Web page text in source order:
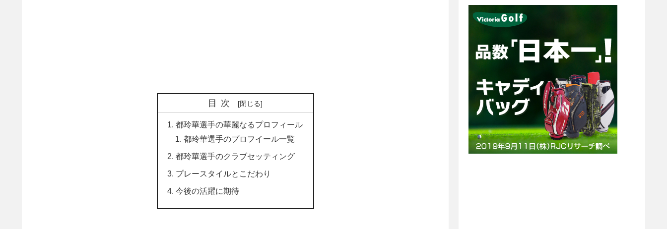
目次
都玲華選手の華麗なるプロフィール
都玲華選手のプロフイール一覧
都玲華選手のクラブセッティング
プレースタイルとこだわり
今後の活躍に期待